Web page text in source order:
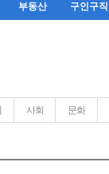
부동산 구인구직
사회 문화